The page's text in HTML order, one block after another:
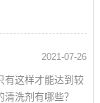
2021-07-26
有这样才能达到较
洗剂有哪些？